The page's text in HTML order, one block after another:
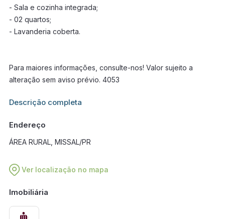
- Sala e cozinha integrada;
- 02 quartos;
- Lavanderia coberta.
Para maiores informações, consulte-nos! Valor sujeito a
alteração sem aviso prévio. 4053
Informações adicionais sobre este imóvel estarão disponíveis
Descrição completa
Endereço
ÁREA RURAL, MISSAL/PR
Ver localização no mapa
Imobiliária